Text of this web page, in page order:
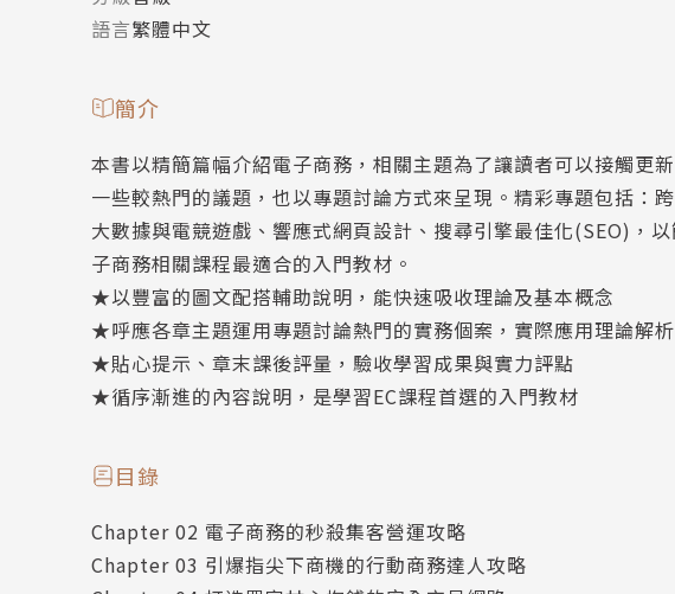
語言繁體中文
簡介
本書以精簡篇幅介紹電子商務，相關主題為了讓讀者可以接觸更
一些較熱門的議題，也以專題討論方式來呈現。精彩專題包括：
大數據與電競遊戲、響應式網頁設計、搜尋引擎最佳化(SEO)，
子商務相關課程最適合的入門教材。
★以豐富的圖文配搭輔助說明，能快速吸收理論及基本概念
★呼應各章主題運用專題討論熱門的實務個案，實際應用理論解析
★貼心提示、章末課後評量，驗收學習成果與實力評點
★循序漸進的內容說明，是學習EC課程首選的入門教材
目錄
Chapter 02 電子商務的秒殺集客營運攻略
Chapter 03 引爆指尖下商機的行動商務達人攻略